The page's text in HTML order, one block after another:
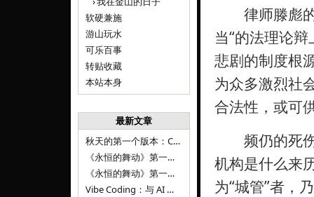
软硬兼施
游山玩水
可乐百事
转贴收藏
本站本身
最新文章
秋天的第一个版本：Cassotis IME（言泉输入法）v1.12.0
《永恒的舞动》第一百二十八章
《永恒的舞动》第一百二十七章
Vibe Coding：与 AI 并肩进步——言泉输入法 v0.4.1
律师滕彪的
当“的法理论
悲剧的制度根
为众多激烈社
合法性，或可
频仍的死伤
机构是什么来
为“城管”者，